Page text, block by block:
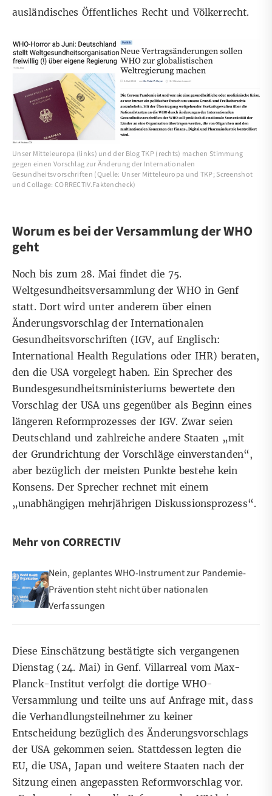
ausländisches Öffentliches Recht und Völkerrecht.
Unser Mitteleuropa (links) und der Blog TKP (rechts) machen Stimmung
gegen einen Vorschlag zur Änderung der Internationalen
Gesundheitsvorschriften (Quelle: Unser Mitteleuropa und TKP; Screenshot
und Collage: CORRECTIV.Faktencheck)
Worum es bei der Versammlung der WHO
geht
Noch bis zum 28. Mai findet die 75.
Weltgesundheitsversammlung der WHO in Genf
statt. Dort wird unter anderem über einen
Änderungsvorschlag derInternationalen
Gesundheitsvorschriften (IGV, auf Englisch:
International Health Regulations oder IHR) beraten,
den die USA vorgelegt haben. Ein Sprecher des
Bundesgesundheitsministeriums bewertete den
Vorschlag der USA uns gegenüber als Beginn eines
längeren Reformprozesses der IGV. Zwar seien
Deutschland und zahlreiche andere Staaten „mit
der Grundrichtung der Vorschläge einverstanden“,
aber bezüglich der meisten Punkte bestehe kein
Konsens. Der Sprecher rechnet mit einem
„unabhängigen mehrjährigen Diskussionsprozess“.
Mehr von CORRECTIV
Nein, geplantes WHO-Instrument zur Pandemie-
Prävention steht nicht über nationalen
Verfassungen
Diese Einschätzung bestätigte sich vergangenen
Dienstag(24. Mai) in Genf.Villarreal vom Max-
Planck-Institut verfolgt die dortige WHO-
Versammlung und teilte uns auf Anfrage mit, dass
die Verhandlungsteilnehmer zu keiner
Entscheidung bezüglich des Änderungsvorschlags
der USA gekommen seien. Stattdessen legten die
EU, die USA, Japan und weitere Staaten nach der
Sitzungeinen angepassten Reformvorschlag vor.